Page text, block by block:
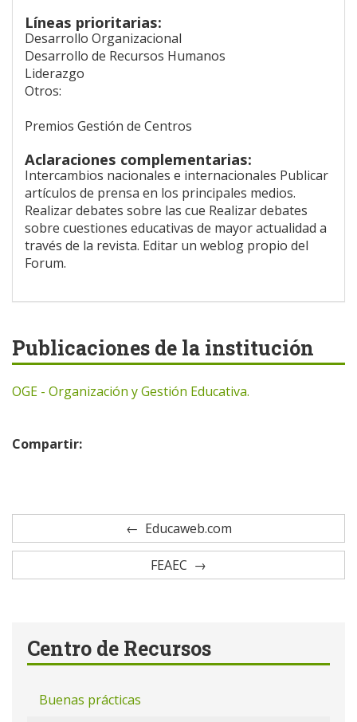
Líneas prioritarias:
Desarrollo Organizacional
Desarrollo de Recursos Humanos
Liderazgo
Otros:
Premios Gestión de Centros
Aclaraciones complementarias:
Intercambios nacionales e internacionales Publicar
artículos de prensa en los principales medios.
Realizar debates sobre las cue Realizar debates
sobre cuestiones educativas de mayor actualidad a
través de la revista. Editar un weblog propio del
Forum.
Publicaciones de la institución
OGE - Organización y Gestión Educativa.
Compartir:
Educaweb.com
FEAEC
Centro de Recursos
Buenas prácticas